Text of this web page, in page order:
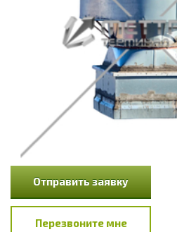
Отправить заявку
Перезвоните мне